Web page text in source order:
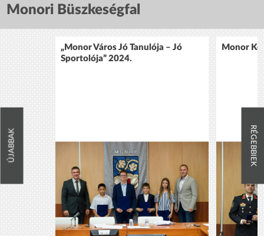
Monori Büszkeségfal
ÚJABBAK
„Monor Város Jó Tanulója – Jó
Sportolója” 2024.
Monor
RÉGEBBIEK